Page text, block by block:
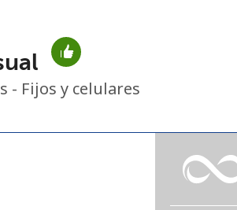
No se ha creado una contraseña
Fijos y celulares